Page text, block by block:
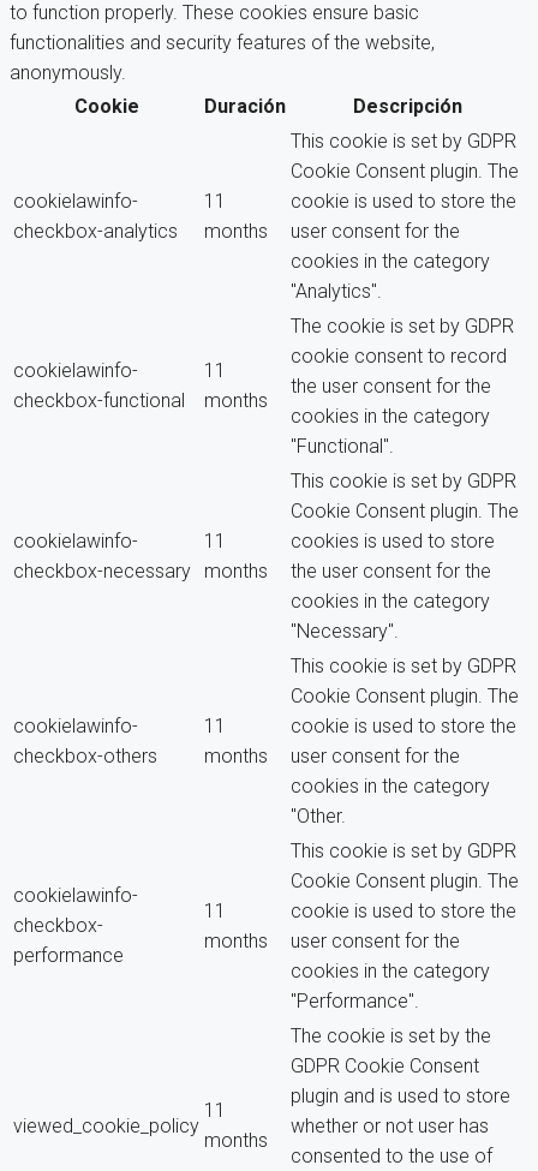
to function properly. These cookies ensure basic
functionalities and security features of the website,
anonymously.
Cookie
Duración Descripción
cookielawinfo-
checkbox-analytics
11
months
This cookie is set by GDPR
Cookie Consent plugin. The
cookie is used to store the
user consent for the
cookies in the category
"Analytics".
cookielawinfo-
checkbox-functional
11
months
The cookie is set by GDPR
cookie consent to record
the user consent for the
cookies in the category
"Functional".
cookielawinfo-
checkbox-necessary
11
months
This cookie is set by GDPR
Cookie Consent plugin. The
cookies is used to store
the user consent for the
cookies in the category
"Necessary".
cookielawinfo-
checkbox-others
11
months
This cookie is set by GDPR
Cookie Consent plugin. The
cookie is used to store the
user consent for the
cookies in the category
"Other.
cookielawinfo-
checkbox-
performance
11
months
This cookie is set by GDPR
Cookie Consent plugin. The
cookie is used to store the
user consent for the
cookies in the category
"Performance".
viewed_cookie_policy
11
months
The cookie is set by the
GDPR Cookie Consent
plugin and is used to store
whether or not user has
consented to the use of